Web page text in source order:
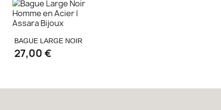
BAGUE LARGE NOIR
27,00 €